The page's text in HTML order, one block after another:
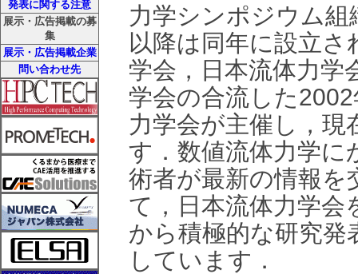
発表に関する注意
展示・広告掲載の募
集
展示・広告掲載企業
問い合わせ先
力学シンポジウム組
以降は同年に設立
学会，日本流体力学
学会の合流した
力学会が主催し，現
す．数値流体力学に
術者が最新の情報を
て，日本流体力学会
から積極的な研究発
しています．